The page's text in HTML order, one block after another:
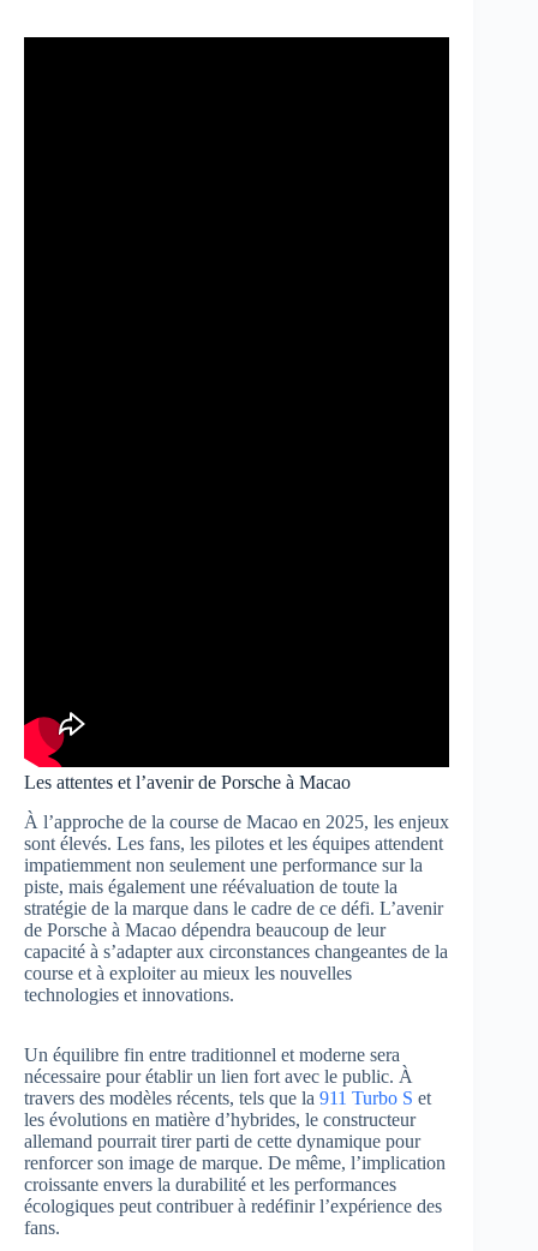
Les attentes et l’avenir de Porsche à Macao
À l’approche de la course de Macao en 2025, les enjeux
sont élevés. Les fans, les pilotes et les équipes attendent
impatiemment non seulement une performance sur la
piste, mais également une réévaluation de toute la
stratégie de la marque dans le cadre de ce défi. L’avenir
de Porsche à Macao dépendra beaucoup de leur
capacité à s’adapter aux circonstances changeantes de la
course et à exploiter au mieux les nouvelles
technologies et innovations.
Un équilibre fin entre traditionnel et moderne sera
nécessaire pour établir un lien fort avec le public. À
travers des modèles récents, tels que la 911 Turbo S et
les évolutions en matière d’hybrides, le constructeur
allemand pourrait tirer parti de cette dynamique pour
renforcer son image de marque. De même, l’implication
croissante envers la durabilité et les performances
écologiques peut contribuer à redéfinir l’expérience des
fans.